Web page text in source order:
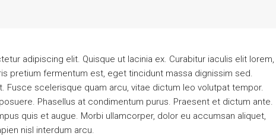
adipiscing elit. Quisque ut lacinia ex. Curabitur iaculis elit lorem,
pretium fermentum est, eget tincidunt massa dignissim sed.
Fusce scelerisque quam arcu, vitae dictum leo volutpat tempor.
Phasellus at condimentum purus. Praesent et dictum ante.
quis et augue. Morbi ullamcorper, dolor eu accumsan aliquet,
nisl interdum arcu.